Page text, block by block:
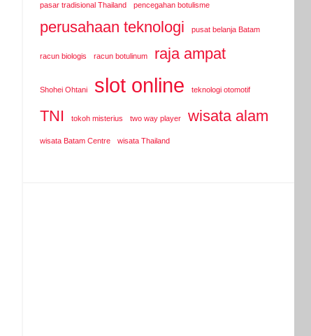
pasar tradisional Thailand pencegahan botulisme
perusahaan teknologi pusat belanja Batam
racun biologis racun botulinum raja ampat
Shohei Ohtani slot online teknologi otomotif
TNI tokoh misterius two way player wisata alam
wisata Batam Centre wisata Thailand